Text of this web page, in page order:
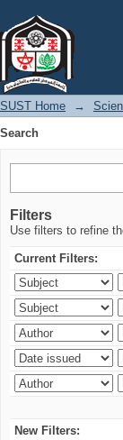
SUST Home →
Search
Filters
Use filters to refine
Current Filters:
New Filters: